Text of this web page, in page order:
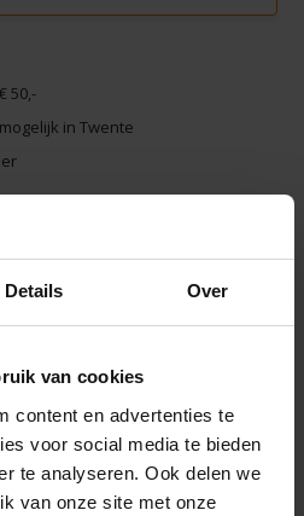
Details Over
van cookies
content en advertenties te
voor social media te bieden
te analyseren. Ook delen we
van onze site met onze
50,-
in Twente